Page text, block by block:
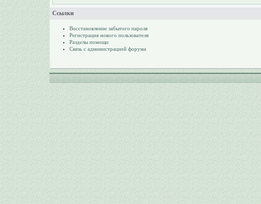
Ссылки
Восстановление забытого пароля
Регистрация нового пользователя
Разделы помощи
Связь с администрацией форума